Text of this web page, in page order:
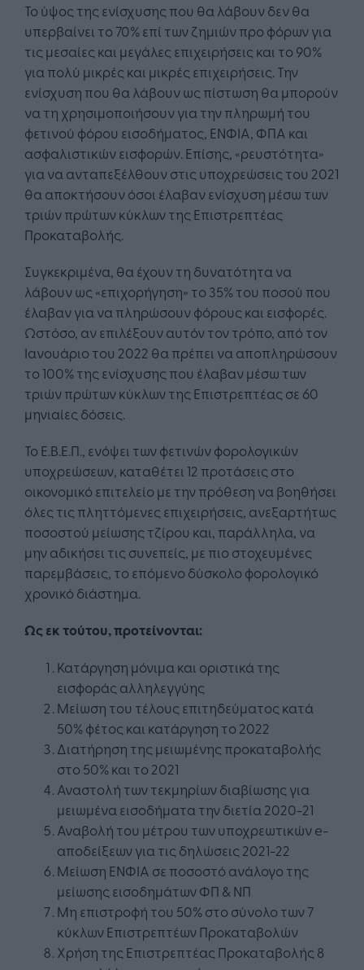
Το ύψος της ενίσχυσης που θα λάβουν δεν θα
υπερβαίνει το 70% επί των ζημιών προ φόρων για
τις μεσαίες και μεγάλες επιχειρήσεις και το 90%
για πολύ μικρές και μικρές επιχειρήσεις. Την
ενίσχυση που θα λάβουν ως πίστωση θα μπορούν
να τη χρησιμοποιήσουν για την πληρωμή του
φετινού φόρου εισοδήματος, ΕΝΦΙΑ, ΦΠΑ και
ασφαλιστικών εισφορών. Επίσης, «ρευστότητα»
για να ανταπεξέλθουν στις υποχρεώσεις του 2021
θα αποκτήσουν όσοι έλαβαν ενίσχυση μέσω των
τριών πρώτων κύκλων της Επιστρεπτέας
Προκαταβολής.
Συγκεκριμένα, θα έχουν τη δυνατότητα να
λάβουν ως «επιχορήγηση» το 35% του ποσού που
έλαβαν για να πληρώσουν φόρους και εισφορές.
Ωστόσο, αν επιλέξουν αυτόν τον τρόπο, από τον
Ιανουάριο του 2022 θα πρέπει να αποπληρώσουν
το 100% της ενίσχυσης που έλαβαν μέσω των
τριών πρώτων κύκλων της Επιστρεπτέας σε 60
μηνιαίες δόσεις.
Το Ε.Β.Ε.Π., ενόψει των φετινών φορολογικών
υποχρεώσεων, καταθέτει 12 προτάσεις στο
οικονομικό επιτελείο με την πρόθεση να βοηθήσει
όλες τις πληττόμενες επιχειρήσεις, ανεξαρτήτως
ποσοστού μείωσης τζίρου και, παράλληλα, να
μην αδικήσει τις συνεπείς, με πιο στοχευμένες
παρεμβάσεις, το επόμενο δύσκολο φορολογικό
χρονικό διάστημα.
Ως εκ τούτου, προτείνονται:
Κατάργηση μόνιμα και οριστικά της
εισφοράς αλληλεγγύης
Μείωση του τέλους επιτηδεύματος κατά
50% φέτος και κατάργηση το 2022
Διατήρηση της μειωμένης προκαταβολής
στο 50% και το 2021
Αναστολή των τεκμηρίων διαβίωσης για
μειωμένα εισοδήματα την διετία 2020-21
Αναβολή του μέτρου των υποχρεωτικών e-
αποδείξεων για τις δηλώσεις 2021-22
Μείωση ΕΝΦΙΑ σε ποσοστό ανάλογο της
μείωσης εισοδημάτων ΦΠ & ΝΠ
Μη επιστροφή του 50% στο σύνολο των 7
κύκλων Επιστρεπτέων Προκαταβολών
Χρήση της Επιστρεπτέας Προκαταβολής 8